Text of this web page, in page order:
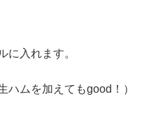
に入れます。
ハムを加えてもgood！）